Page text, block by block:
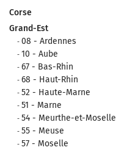
Corse
Grand-Est
08 - Ardennes
10 - Aube
67 - Bas-Rhin
68 - Haut-Rhin
52 - Haute-Marne
51 - Marne
54 - Meurthe-et-Moselle
55 - Meuse
57 - Moselle